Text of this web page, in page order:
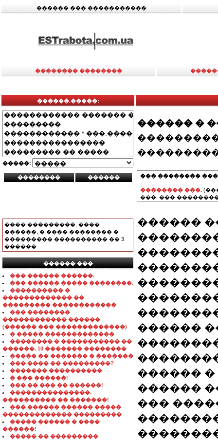
������ ��� �����������
�������� ��������
������.�����:
�����:
���� ���������, ����
������, � ���� �������� �
��������� ���������� �� 3
������.
������ ���
���������������
��� ������ ������.
��� ������ ����� ��������.
���������� �
������������� ��
��������� ������������
��� ��������
������������ ������
(������ ��� �������������)
� ����� �������������
�������� � ����������� ��
������. 10 ������� ��������
����� �� ������� � �������
��� ���� �� ���������?
������� ����������
� ��� ������!
��� �� ��� �� ������!
���������������.
���������� �� �������!
��� ������ ������ �����
������������� ���������
����� ������ � ����
������!
����� �� ���������
������ �
��� ��������
�������� ���.
���, ���
������
������
������
������
���